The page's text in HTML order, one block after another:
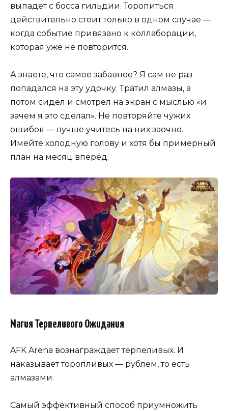
выпадет с босса гильдии. Торопиться
действительно стоит только в одном случае —
когда событие привязано к коллаборации,
которая уже не повторится.
А знаете, что самое забавное? Я сам не раз
попадался на эту удочку. Тратил алмазы, а
потом сидел и смотрел на экран с мыслью «и
зачем я это сделал». Не повторяйте чужих
ошибок — лучше учитесь на них заочно.
Имейте холодную голову и хотя бы примерный
план на месяц вперёд.
Магия Терпеливого Ожидания
AFK Arena вознаграждает терпеливых. И
наказывает торопливых — рублём, то есть
алмазами.
Самый эффективный способ приумножить